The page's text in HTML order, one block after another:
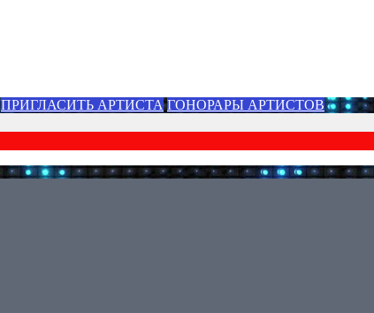
ПРИГЛАСИТЬ АРТИСТА ГОНОРАРЫ АРТИСТОВ